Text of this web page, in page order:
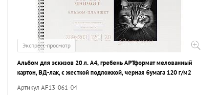
Экспресс-просмотр
Альбом для эскизов 20 л. А4, гребень АРТформат мелованный
картон, ВД-лак, с жесткой подложкой, черная бумага 120 г/м2
Артикул AF13-061-04